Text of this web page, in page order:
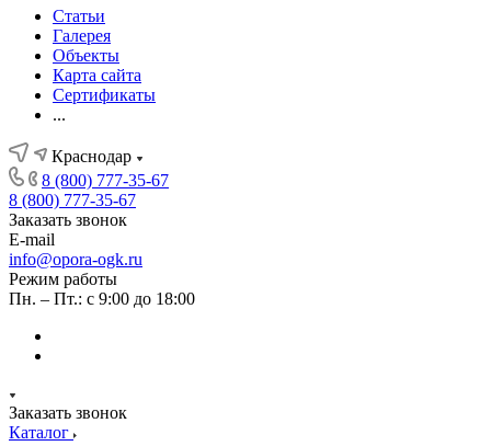
Статьи
Галерея
Объекты
Карта сайта
Сертификаты
...
Краснодар
8 (800) 777-35-67
8 (800) 777-35-67
Заказать звонок
E-mail
info@opora-ogk.ru
Режим работы
Пн. – Пт.: с 9:00 до 18:00
Заказать звонок
Каталог